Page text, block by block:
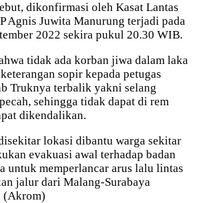
dikonfirmasi oleh Kasat Lantas
Agnis Juwita Manurung terjadi pada
2022 sekira pukul 20.30 WIB.
tidak ada korban jiwa dalam laka
sopir kepada petugas
Truknya terbalik yakni selang
sehingga tidak dapat di rem
dikendalikan.
lokasi dibantu warga sekitar
evakuasi awal terhadap badan
untuk memperlancar arus lalu lintas
jalur dari Malang-Surabaya
(Akrom)